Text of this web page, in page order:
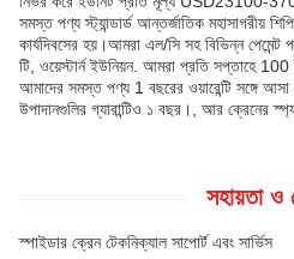
সমস্ত পণ্য স্ট্যান্ডার্ড আন্তর্জাতিক মহাসাগরীয়
কার্যদিবসের হয়।আমরা এল/সি সহ বিভিন্ন
টি, ওয়েস্টার্ন ইউনিয়ন. আমরা প্রতি সপ্তাহে
আমাদের সমস্ত পণ্য 1 বছরের ওয়ারেন্টি সঙ্গে
উপাদানগুলির গ্যারান্টিও ১ বছর।, আর ক্রেনের
সহায়তা ও
স্পাইডার ক্রেন টেকনিক্যাল সাপোর্ট এবং সার্ভিস